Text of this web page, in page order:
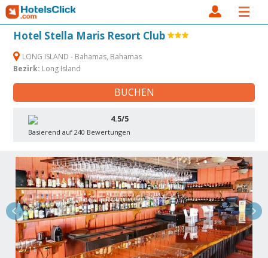
Hotel Stella Maris Resort Club
LONG ISLAND - Bahamas, Bahamas
Bezirk: Long Island
BUCHEN
4.5/5
Basierend auf 240 Bewertungen
2 / 11